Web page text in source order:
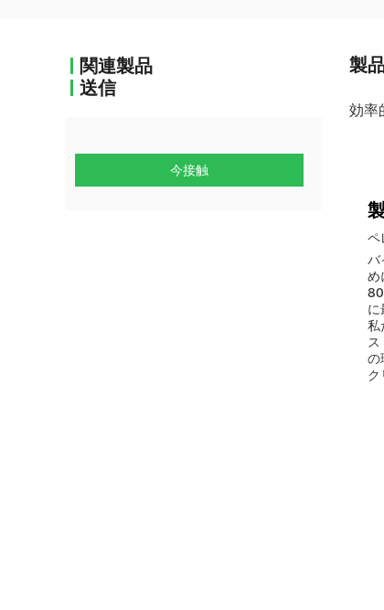
関連製品
送信
今接触
製
効率
ペ
バ
め
に
私
ス
の
ク